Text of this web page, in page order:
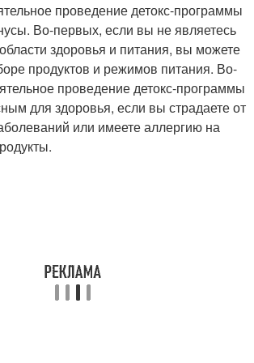
проведение детокс-программы
Во-первых, если вы не являетесь
здоровья и питания, вы можете
продуктов и режимов питания. Во-
проведение детокс-программы
для здоровья, если вы страдаете от
или имеете аллергию на